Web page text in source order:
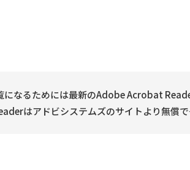
になるためには最新のAdobe Acrobat
はアドビシステムズのサイトより無償で